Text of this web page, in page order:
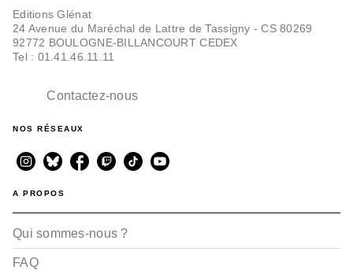
Editions Glénat
24 Avenue du Maréchal de Lattre de Tassigny - CS 80269
92772 BOULOGNE-BILLANCOURT CEDEX
Tel : 01.41.46.11.11
Contactez-nous
NOS RÉSEAUX
A PROPOS
Qui sommes-nous ?
FAQ